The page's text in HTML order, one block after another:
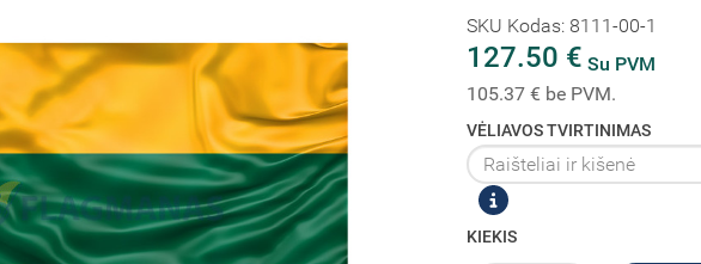
SKU Kodas: 8111-00-1
127.50 € Su PVM
105.37 € be PVM.
VĖLIAVOS TVIRTINIMAS
KIEKIS